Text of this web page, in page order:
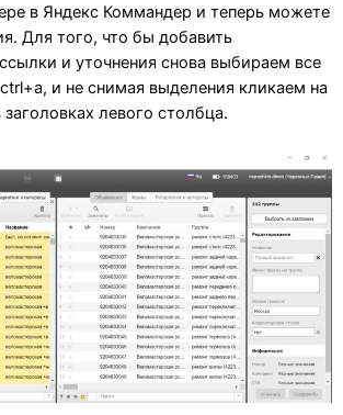
в Яндекс Коммандер и теперь можете
Для того, что бы добавить
и уточнения снова выбираем все
и не снимая выделения кликаем на
левого столбца.